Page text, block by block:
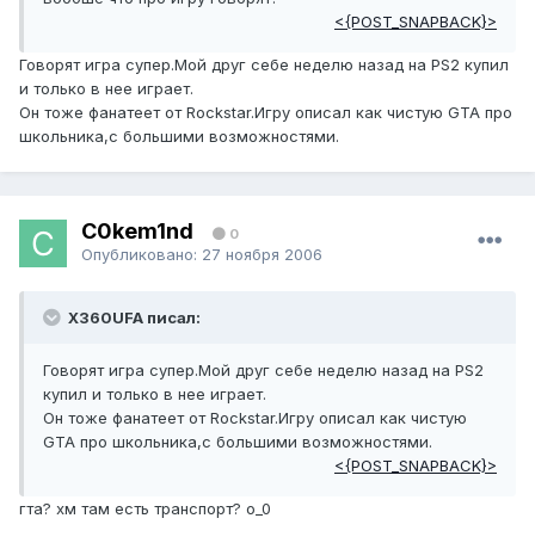
<{POST_SNAPBACK}>
Говорят игра супер.Мой друг себе неделю назад на PS2 купил
и только в нее играет.
Он тоже фанатеет от Rockstar.Игру описал как чистую GTA про
школьника,с большими возможностями.
C0kem1nd 0
Опубликовано: 27 ноября 2006
X360UFA писал:
Говорят игра супер.Мой друг себе неделю назад на PS2
купил и только в нее играет.
Он тоже фанатеет от Rockstar.Игру описал как чистую
GTA про школьника,с большими возможностями.
<{POST_SNAPBACK}>
гта? хм там есть транспорт? о_0